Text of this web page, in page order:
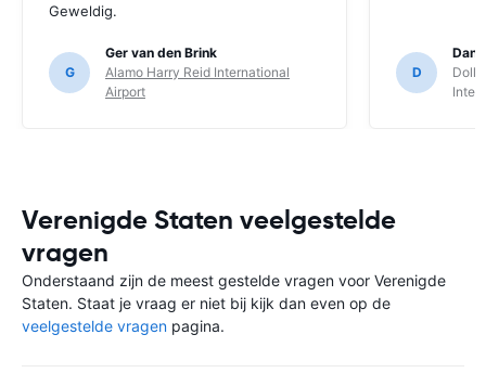
Geweldig.
G
Ger van den Brink
Alamo Harry Reid International
Airport
D
Verenigde Staten veelgestelde
vragen
Onderstaand zijn de meest gestelde vragen voor Verenigde
Staten. Staat je vraag er niet bij kijk dan even op de
veelgestelde vragen pagina.